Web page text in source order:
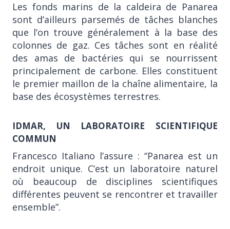
Les fonds marins de la caldeira de Panarea
sont d’ailleurs parsemés de tâches blanches
que l’on trouve généralement à la base des
colonnes de gaz. Ces tâches sont en réalité
des amas de bactéries qui se nourrissent
principalement de carbone. Elles constituent
le premier maillon de la chaîne alimentaire, la
base des écosystèmes terrestres.
IDMAR, UN LABORATOIRE SCIENTIFIQUE
COMMUN
Francesco Italiano l’assure : “Panarea est un
endroit unique. C’est un laboratoire naturel
où beaucoup de disciplines scientifiques
différentes peuvent se rencontrer et travailler
ensemble”.